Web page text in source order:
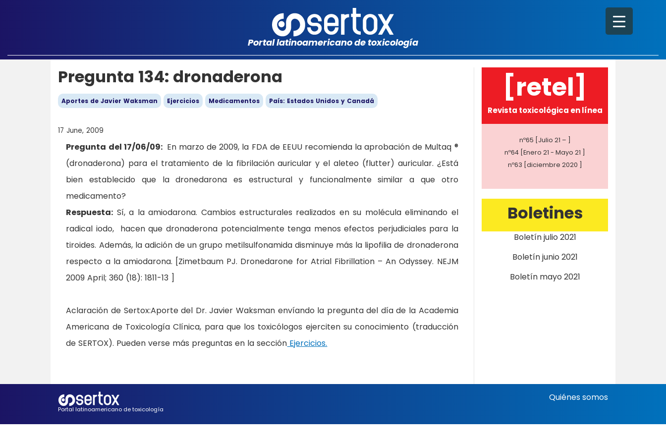
Portal latinoamericano de toxicología
Pregunta 134: dronaderona
Aportes de Javier Waksman Ejercicios Medicamentos País: Estados Unidos y Canadá
17 June, 2009
Pregunta del 17/06/09: En marzo de 2009, la FDA de EEUU recomienda la aprobación de Multaq ®
(dronaderona) para el tratamiento de la fibrilación auricular y el aleteo (flutter) auricular. ¿Está
bien establecido que la dronedarona es estructural y funcionalmente similar a que otro
medicamento?
Respuesta: Sí, a la amiodarona. Cambios estructurales realizados en su molécula eliminando el
radical iodo, hacen que dronaderona potencialmente tenga menos efectos perjudiciales para la
tiroides. Además, la adición de un grupo metilsulfonamida disminuye más la lipofilia de dronaderona
respecto a la amiodarona. [Zimetbaum PJ. Dronedarone for Atrial Fibrillation – An Odyssey. NEJM
2009 April; 360 (18): 1811-13 ]
Aclaración de Sertox:Aporte del Dr. Javier Waksman envíando la pregunta del día de la Academia
Americana de Toxicología Clínica, para que los toxicólogos ejerciten su conocimiento (traducción
de SERTOX). Pueden verse más preguntas en la sección Ejercicios.
[retel]
Revista toxicológica en línea
nº65 [Julio 21 – ]
nº64 [Enero 21 - Mayo 21 ]
nº63 [diciembre 2020 ]
Boletines
Boletín julio 2021
Boletín junio 2021
Boletín mayo 2021
Portal latinoamericano de toxicología
Quiénes somos